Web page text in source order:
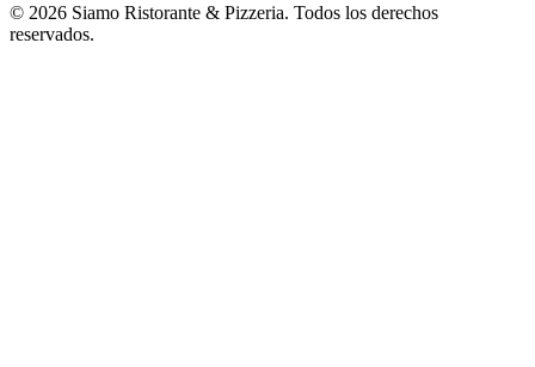
© 2026 Siamo Ristorante & Pizzeria. Todos los derechos
reservados.